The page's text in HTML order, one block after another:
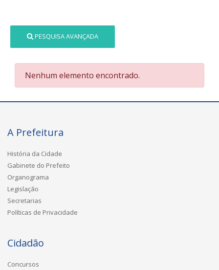
PESQUISA AVANÇADA
Nenhum elemento encontrado.
A Prefeitura
História da Cidade
Gabinete do Prefeito
Organograma
Legislação
Secretarias
Políticas de Privacidade
Cidadão
Concursos